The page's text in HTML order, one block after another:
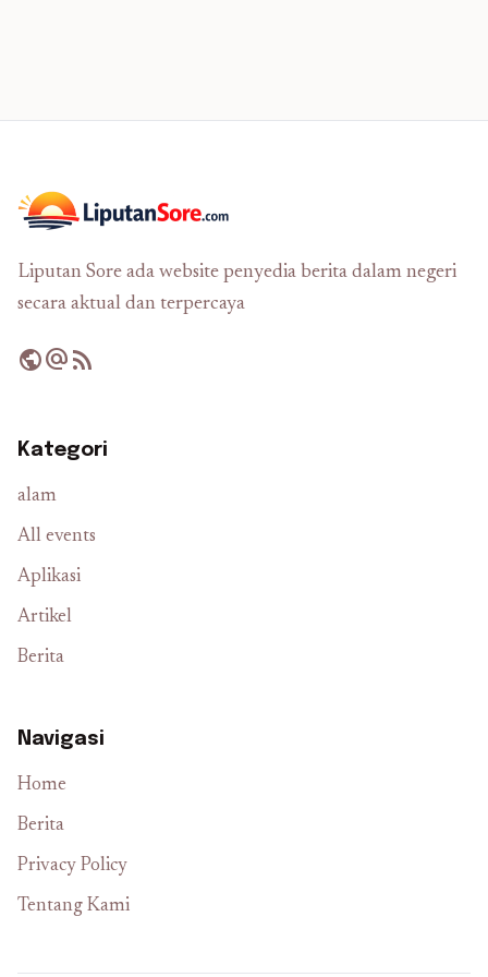
Liputan Sore ada website penyedia berita dalam negeri
secara aktual dan terpercaya
publicalternate_emailrss_feed
Kategori
alam
All events
Aplikasi
Artikel
Berita
Navigasi
Home
Berita
Privacy Policy
Tentang Kami